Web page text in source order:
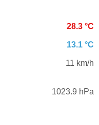
28.3 °C
13.1 °C
11 km/h
1023.9 hPa